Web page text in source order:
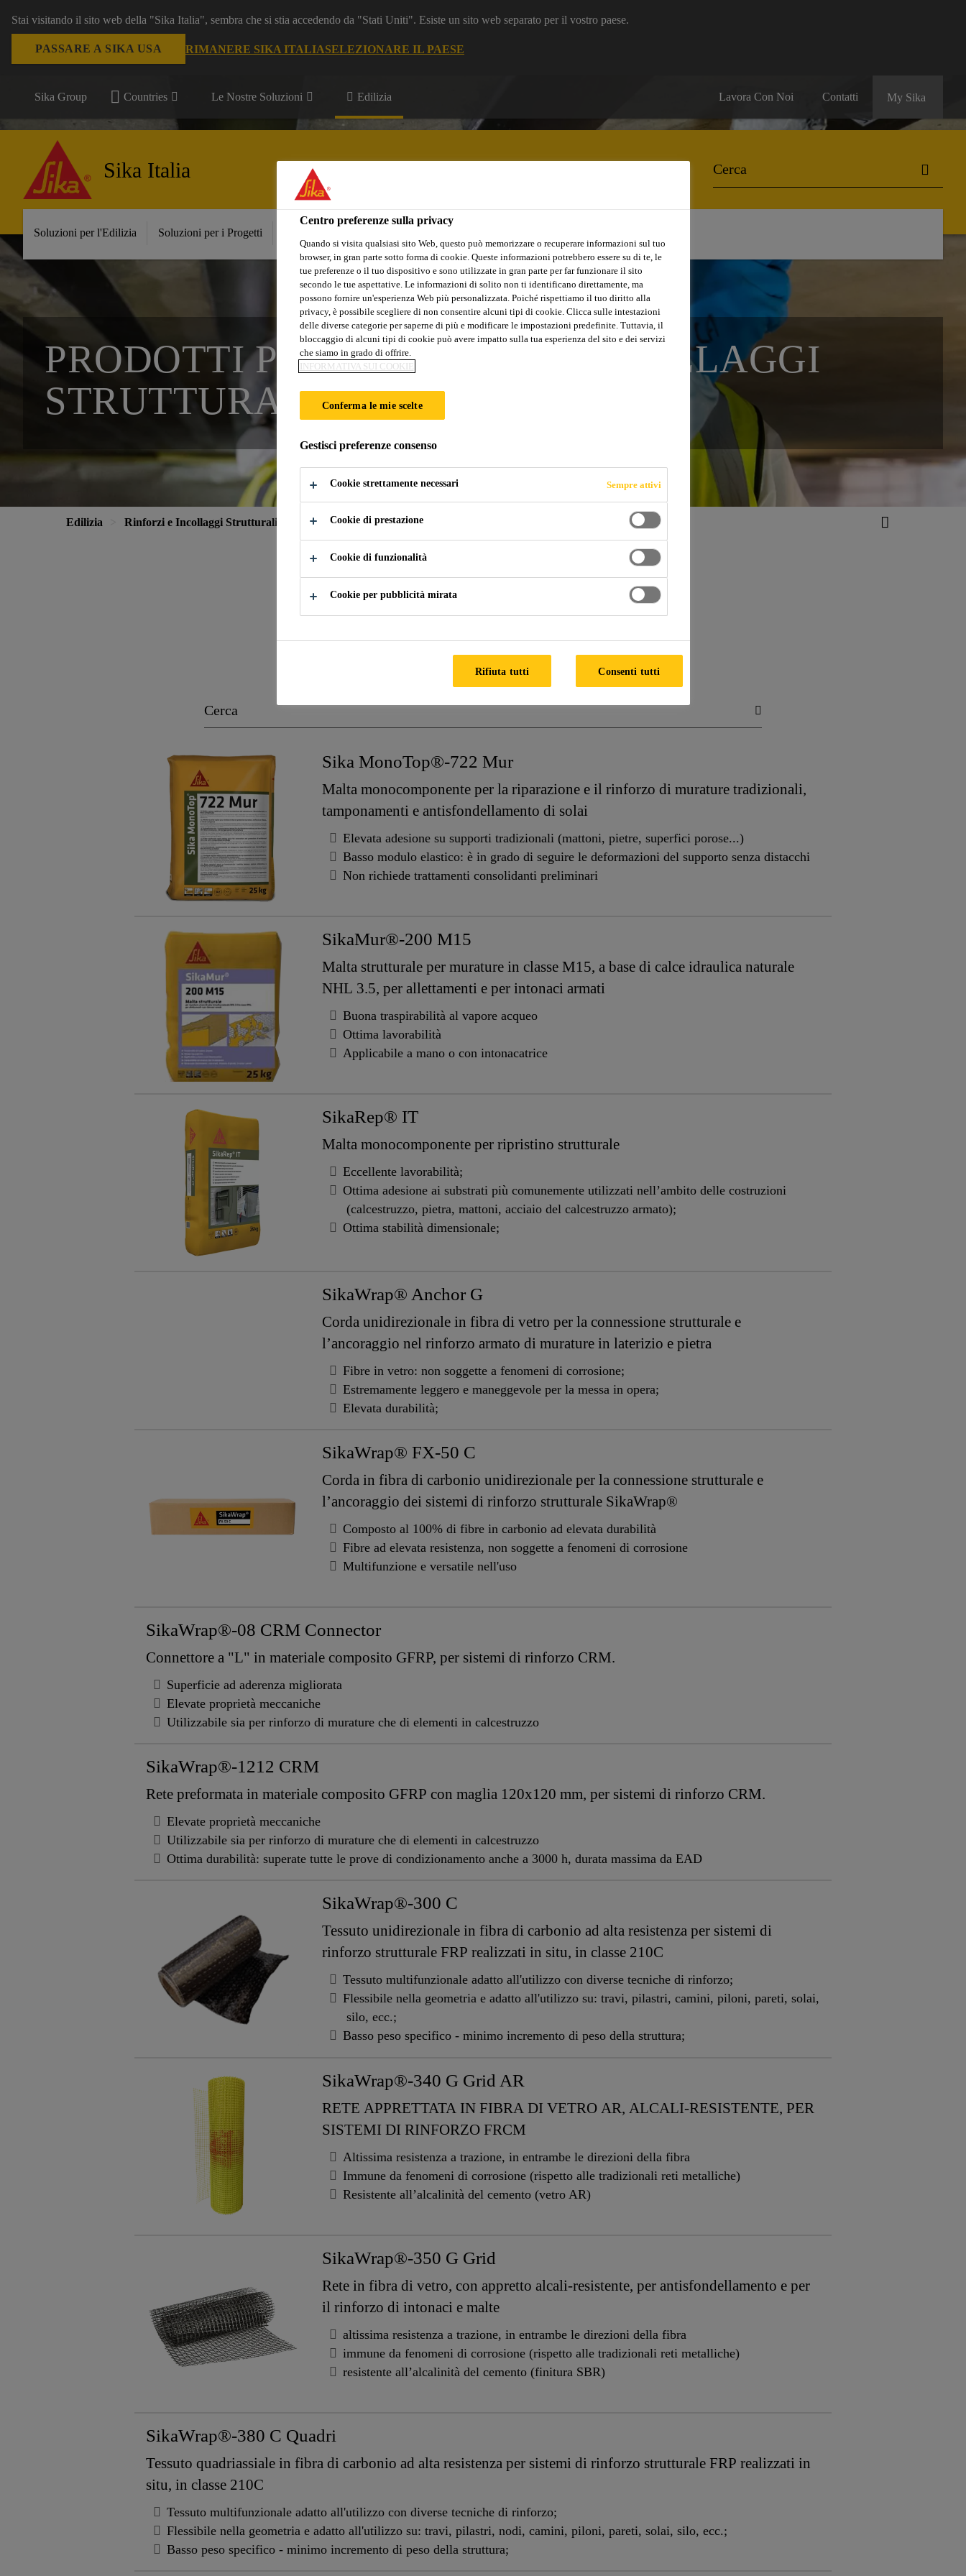
Stai visitando il sito web della "Sika Italia", sembra che si stia accedendo da "Stati Uniti". Esiste un sito web separato per il vostro paese.
PASSARE A SIKA USA RIMANERE SIKA ITALIASELEZIONARE IL PAESE
Sika Group Countries Le Nostre Soluzioni Edilizia Lavora Con Noi Contatti My Sika
Sika Italia
Soluzioni per l'Edilizia Soluzioni per i Progetti
PRODOTTI PER RINFORZI E INCOLLAGGI
STRUTTURALI
Edilizia Rinforzi e Incollaggi Strutturali Prodotti per Rinforzi e Incollaggi Strutturali
Cerca i Prodotti i Sika®
Cerca prodotti o soluzioni per rinforzi e incollaggi strutturali!
Sika MonoTop®-722 Mur
Malta monocomponente per la riparazione e il rinforzo di murature tradizionali,
tamponamenti e antisfondellamento di solai
Elevata adesione su supporti tradizionali (mattoni, pietre, superfici porose...)
Basso modulo elastico: è in grado di seguire le deformazioni del supporto senza distacchi
Non richiede trattamenti consolidanti preliminari
SikaMur®-200 M15
Malta strutturale per murature in classe M15, a base di calce idraulica naturale
NHL 3.5, per allettamenti e per intonaci armati
Buona traspirabilità al vapore acqueo
Ottima lavorabilità
Applicabile a mano o con intonacatrice
SikaRep® IT
Malta monocomponente per ripristino strutturale
Eccellente lavorabilità;
Ottima adesione ai substrati più comunemente utilizzati nell’ambito delle costruzioni
(calcestruzzo, pietra, mattoni, acciaio del calcestruzzo armato);
Ottima stabilità dimensionale;
SikaWrap® Anchor G
Corda unidirezionale in fibra di vetro per la connessione strutturale e
l’ancoraggio nel rinforzo armato di murature in laterizio e pietra
Fibre in vetro: non soggette a fenomeni di corrosione;
Estremamente leggero e maneggevole per la messa in opera;
Elevata durabilità;
SikaWrap® FX-50 C
Corda in fibra di carbonio unidirezionale per la connessione strutturale e
l’ancoraggio dei sistemi di rinforzo strutturale SikaWrap®
Composto al 100% di fibre in carbonio ad elevata durabilità
Fibre ad elevata resistenza, non soggette a fenomeni di corrosione
Multifunzione e versatile nell'uso
SikaWrap®-08 CRM Connector
Connettore a "L" in materiale composito GFRP, per sistemi di rinforzo CRM.
Superficie ad aderenza migliorata
Elevate proprietà meccaniche
Utilizzabile sia per rinforzo di murature che di elementi in calcestruzzo
SikaWrap®-1212 CRM
Rete preformata in materiale composito GFRP con maglia 120x120 mm, per sistemi di rinforzo CRM.
Elevate proprietà meccaniche
Utilizzabile sia per rinforzo di murature che di elementi in calcestruzzo
Ottima durabilità: superate tutte le prove di condizionamento anche a 3000 h, durata massima da EAD
SikaWrap®-300 C
Tessuto unidirezionale in fibra di carbonio ad alta resistenza per sistemi di
rinforzo strutturale FRP realizzati in situ, in classe 210C
Tessuto multifunzionale adatto all'utilizzo con diverse tecniche di rinforzo;
Flessibile nella geometria e adatto all'utilizzo su: travi, pilastri, camini, piloni, pareti, solai,
silo, ecc.;
Basso peso specifico - minimo incremento di peso della struttura;
SikaWrap®-340 G Grid AR
RETE APPRETTATA IN FIBRA DI VETRO AR, ALCALI-RESISTENTE, PER
SISTEMI DI RINFORZO FRCM
Altissima resistenza a trazione, in entrambe le direzioni della fibra
Immune da fenomeni di corrosione (rispetto alle tradizionali reti metalliche)
Resistente all’alcalinità del cemento (vetro AR)
SikaWrap®-350 G Grid
Rete in fibra di vetro, con appretto alcali-resistente, per antisfondellamento e per
il rinforzo di intonaci e malte
altissima resistenza a trazione, in entrambe le direzioni della fibra
immune da fenomeni di corrosione (rispetto alle tradizionali reti metalliche)
resistente all’alcalinità del cemento (finitura SBR)
SikaWrap®-380 C Quadri
Tessuto quadriassiale in fibra di carbonio ad alta resistenza per sistemi di rinforzo strutturale FRP realizzati in
situ, in classe 210C
Tessuto multifunzionale adatto all'utilizzo con diverse tecniche di rinforzo;
Flessibile nella geometria e adatto all'utilizzo su: travi, pilastri, nodi, camini, piloni, pareti, solai, silo, ecc.;
Basso peso specifico - minimo incremento di peso della struttura;
Centro preferenze sulla privacy
Quando si visita qualsiasi sito Web, questo può memorizzare o recuperare informazioni sul tuo
browser, in gran parte sotto forma di cookie. Queste informazioni potrebbero essere su di te, le
tue preferenze o il tuo dispositivo e sono utilizzate in gran parte per far funzionare il sito
secondo le tue aspettative. Le informazioni di solito non ti identificano direttamente, ma
possono fornire un'esperienza Web più personalizzata. Poiché rispettiamo il tuo diritto alla
privacy, è possibile scegliere di non consentire alcuni tipi di cookie. Clicca sulle intestazioni
delle diverse categorie per saperne di più e modificare le impostazioni predefinite. Tuttavia, il
bloccaggio di alcuni tipi di cookie può avere impatto sulla tua esperienza del sito e dei servizi
che siamo in grado di offrire.
INFORMATIVA SUI COOKIE
Conferma le mie scelte
Gestisci preferenze consenso
Cookie strettamente necessari Sempre attivi
Cookie di prestazione
Cookie di funzionalità
Cookie per pubblicità mirata
Rifiuta tutti Consenti tutti